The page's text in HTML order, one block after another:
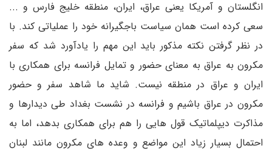
انگلستان و آمریکا یعنی عراق، ایران، منطقه خلیج فارس و ...
سعی کرده است همان سیاست باجگیرانه خود را عملیاتی کند. با
در نظر گرفتن نکته مذکور باید این مهم را یادآورد شد که سفر
مکرون به عراق به معنای حضور و تمایل فرانسه برای همکاری با
ایران و عراق در منطقه نیست. شاید ما شاهد سفر و حضور
مکرون در عراق باشیم و فرانسه در نشست بغداد طی دیدارها و
مذاکرت دیپلماتیک قول هایی را هم برای همکاری بدهد، اما به
احتمال بسیار زیاد این مواضع و وعده های مکرون مانند لبنان